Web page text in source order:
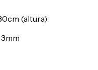
(altura)